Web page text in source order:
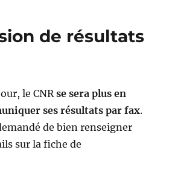
de résultats
le CNRse sera plus en
ses résultats par fax.
de bien renseigner
sur la fiche de